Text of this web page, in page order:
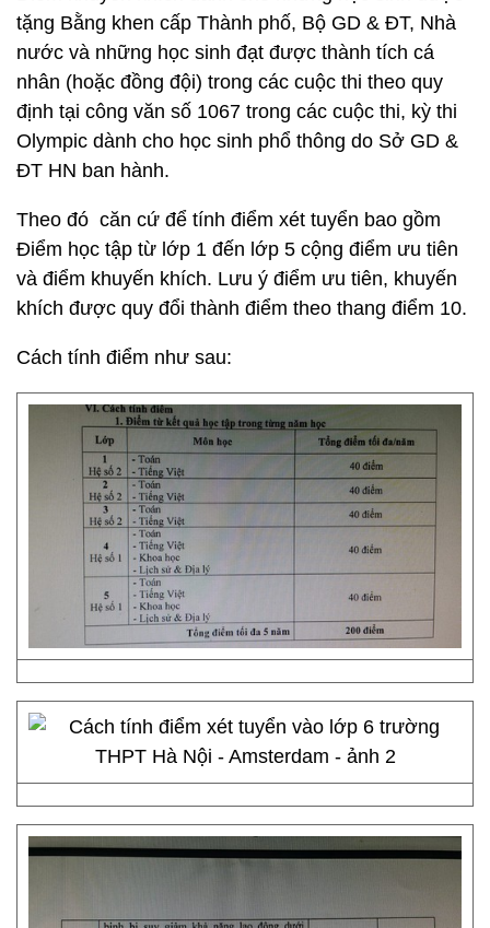
tặng Bằng khen cấp Thành phố, Bộ GD & ĐT, Nhà
nước và những học sinh đạt được thành tích cá
nhân (hoặc đồng đội) trong các cuộc thi theo quy
định tại công văn số 1067 trong các cuộc thi, kỳ thi
Olympic dành cho học sinh phổ thông do Sở GD &
ĐT HN ban hành.
Theo đó căn cứ để tính điểm xét tuyển bao gồm
Điểm học tập từ lớp 1 đến lớp 5 cộng điểm ưu tiên
và điểm khuyến khích. Lưu ý điểm ưu tiên, khuyến
khích được quy đổi thành điểm theo thang điểm 10.
Cách tính điểm như sau: